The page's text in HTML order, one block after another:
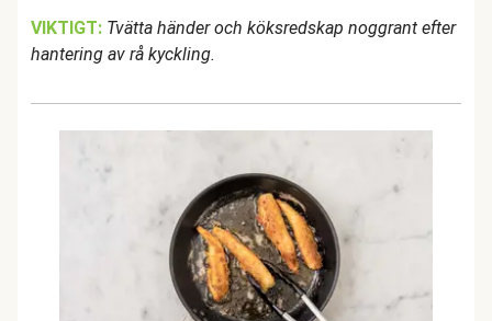
VIKTIGT: Tvätta händer och köksredskap noggrant efter
hantering av rå kyckling.